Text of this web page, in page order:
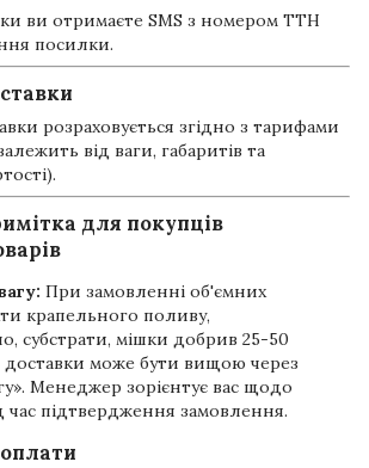
ви отримаєте SMS з номером ТТН
посилки.
розраховується згідно з тарифами
від ваги, габаритів та
для покупців
При замовленні об'ємних
крапельного поливу,
субстрати, мішки добрив 25-50
доставки може бути вищою через
Менеджер зорієнтує вас щодо
час підтвердження замовлення.